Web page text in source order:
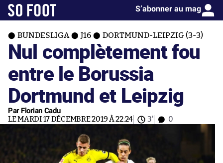
S’abonner au mag
BUNDESLIGA J16 DORTMUND-LEIPZIG (3-3)
Nul complètement fou
entre le Borussia
Dortmund et Leipzig
Par Florian Cadu
LE MARDI 17 DÉCEMBRE 2019 À 22:24 3' 0